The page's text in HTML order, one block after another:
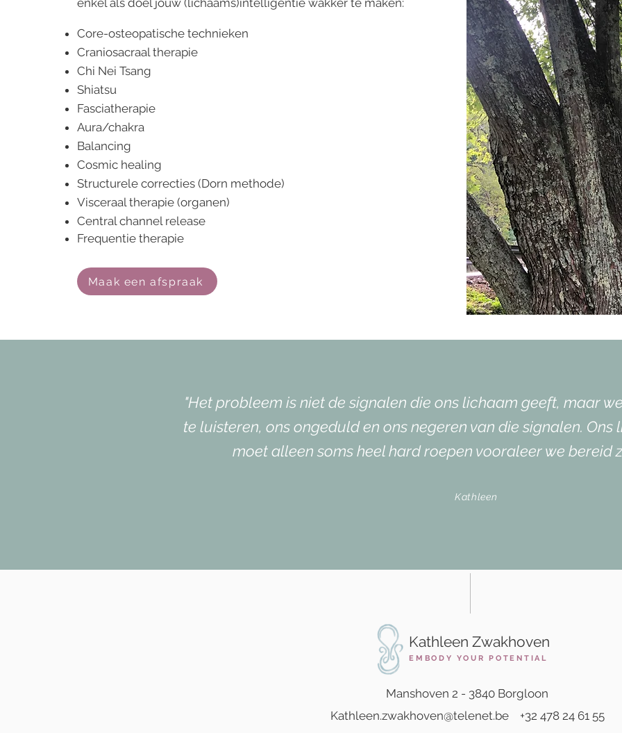
enkel als doel jouw (lichaams)intelligentie wakker te maken:
Core-osteopatische technieken
Craniosacraal therapie
Chi Nei Tsang
Shiatsu
Fasciatherapie
Aura/chakra
Balancing
Cosmic healing
Structurele correcties (Dorn methode)
Visceraal therapie (organen)
Central channel release
Frequentie therapie
Maak een afspraak
"Het probleem is niet de signalen die ons lichaam geeft, maar
te luisteren, ons ongeduld en ons negeren van die signalen. Ons
moet alleen soms heel hard roepen vooraleer we bereid
Kathleen
Kathleen Zwakhoven
EMBODY YOUR POTENTIAL
Manshoven 2 - 3840 Borgloon
Kathleen.zwakhoven@telenet.be +32 478 24 61 55